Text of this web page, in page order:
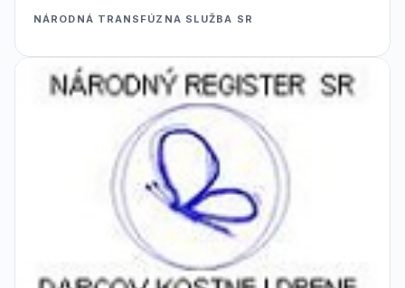
NÁRODNÁ TRANSFÚZNA SLUŽBA SR